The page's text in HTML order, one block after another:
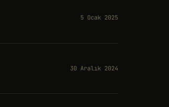
5 Ocak 2025
30 Aralık 2024